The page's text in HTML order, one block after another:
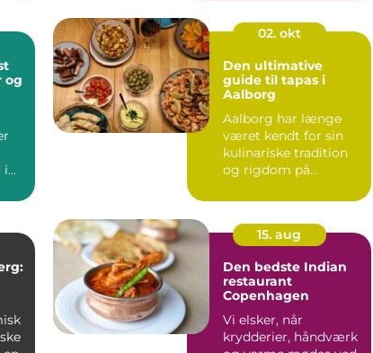
og
i
02. okt
Den ultimative
guide til tapas i
Aalborg
Aalborg har længe
været kendt for sin
kulinariske tradition
og rigdom på
15. aug
Den bedste Indian
restaurant
Copenhagen
Vi elsker, når
krydderier, håndværk